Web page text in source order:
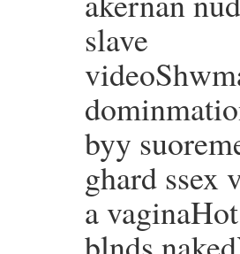
slave
byy
ghard ssex
a